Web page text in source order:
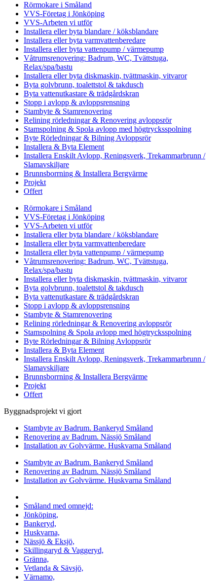
Rörmokare i Småland
VVS-Företag i Jönköping
VVS-Arbeten vi utför
Installera eller byta blandare / köksblandare
Installera eller byta varmvattenberedare
Installera eller byta vattenpump / värmepump
Våtrumsrenovering: Badrum, WC, Tvättstuga,
Relax/spa/bastu
Installera eller byta diskmaskin, tvättmaskin, vitvaror
Byta golvbrunn, toalettstol & takdusch
Byta vattenutkastare & trädgårdskran
Stopp i avlopp & avloppsrensning
Stambyte & Stamrenovering
Relining rörledningar & Renovering avloppsrör
Stamspolning & Spola avlopp med högtrycksspolning
Byte Rörledningar & Bilning Avloppsrör
Installera & Byta Element
Installera Enskilt Avlopp, Reningsverk, Trekammarbrunn /
Slamavskiljare
Brunnsborrning & Installera Bergvärme
Projekt
Offert
Rörmokare i Småland
VVS-Företag i Jönköping
VVS-Arbeten vi utför
Installera eller byta blandare / köksblandare
Installera eller byta varmvattenberedare
Installera eller byta vattenpump / värmepump
Våtrumsrenovering: Badrum, WC, Tvättstuga,
Relax/spa/bastu
Installera eller byta diskmaskin, tvättmaskin, vitvaror
Byta golvbrunn, toalettstol & takdusch
Byta vattenutkastare & trädgårdskran
Stopp i avlopp & avloppsrensning
Stambyte & Stamrenovering
Relining rörledningar & Renovering avloppsrör
Stamspolning & Spola avlopp med högtrycksspolning
Byte Rörledningar & Bilning Avloppsrör
Installera & Byta Element
Installera Enskilt Avlopp, Reningsverk, Trekammarbrunn /
Slamavskiljare
Brunnsborrning & Installera Bergvärme
Projekt
Offert
Byggnadsprojekt vi gjort
Stambyte av Badrum. Bankeryd Småland
Renovering av Badrum. Nässjö Småland
Installation av Golvvärme. Huskvarna Småland
Stambyte av Badrum. Bankeryd Småland
Renovering av Badrum. Nässjö Småland
Installation av Golvvärme. Huskvarna Småland
Småland med omnejd:
Jönköping,
Bankeryd,
Huskvarna,
Nässjö & Eksjö,
Skillingaryd & Vaggeryd,
Gränna,
Vetlanda & Sävsjö,
Värnamo,